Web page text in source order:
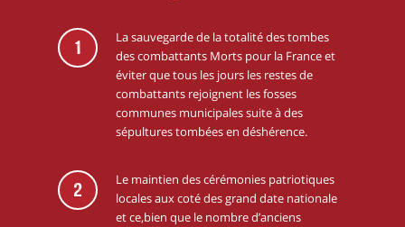
1
La sauvegarde de la totalité des tombes
des combattants Morts pour la France et
éviter que tous les jours les restes de
combattants rejoignent les fosses
communes municipales suite à des
sépultures tombées en déshérence.
2
Le maintien des cérémonies patriotiques
locales aux coté des grand date nationale
et ce,bien que le nombre d’anciens